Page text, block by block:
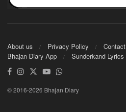
About us Privacy Policy Contact
Bhajan Diary App
Sunderkand Lyrics
© 2016-2026 Bhajan Diary